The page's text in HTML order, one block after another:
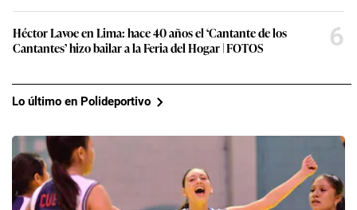
Héctor Lavoe en Lima: hace 40 años el ‘Cantante de los
Cantantes’ hizo bailar a la Feria del Hogar | FOTOS
6
Lo último en Polideportivo